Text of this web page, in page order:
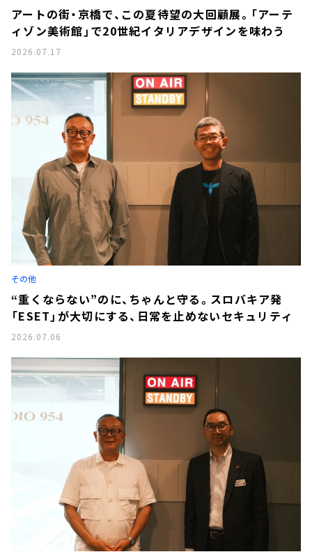
アートの街・京橋で、この夏待望の大回顧展。「アーテ
ィゾン美術館」で20世紀イタリアデザインを味わう
2026.07.17
その他
“重くならない”のに、ちゃんと守る。スロバキア発
「ESET」が大切にする、日常を止めないセキュリティ
2026.07.06